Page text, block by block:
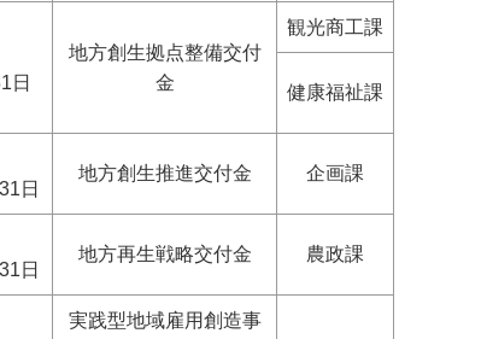
日
地方創生拠点整備交付
金
観光商工課
健康福祉課
日
地方創生推進交付金 企画課
日
地方再生戦略交付金 農政課
実践型地域雇用創造事